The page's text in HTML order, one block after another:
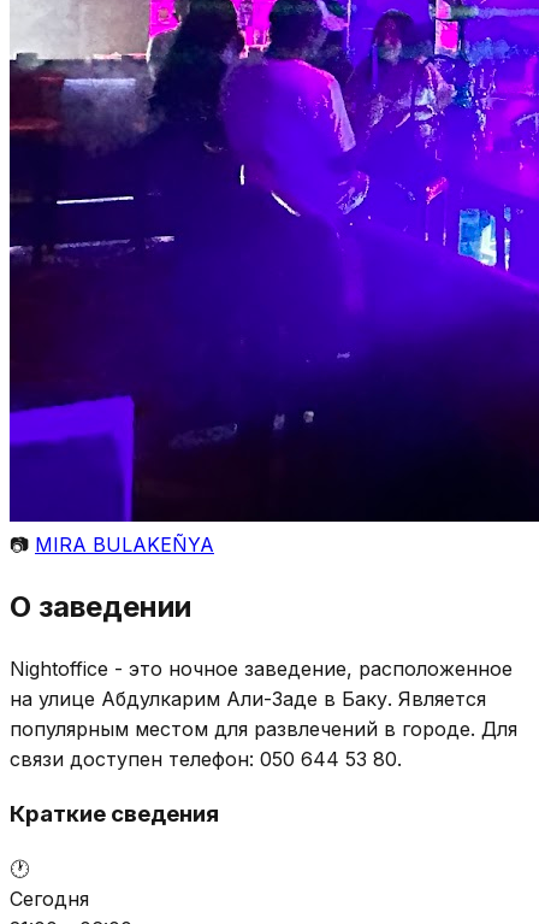
📷 MIRA BULAKEÑYA
О заведении
Nightoffice - это ночное заведение, расположенное
на улице Абдулкарим Али-Заде в Баку. Является
популярным местом для развлечений в городе. Для
связи доступен телефон: 050 644 53 80.
Краткие сведения
🕐
Сегодня